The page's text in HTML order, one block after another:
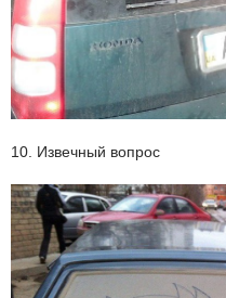
10. Извечный вопрос